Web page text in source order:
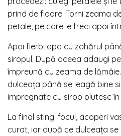
prind de floare. Torni zeama
petale, pe care le freci apoi
Apoi fierbi apa cu zahărul
siropul. După aceea adaugi
împreună cu zeama de
dulceața până se leagă bine
impregnate cu sirop plutesc
La final stingi focul, acoperi
curat, iar după ce dulceața se